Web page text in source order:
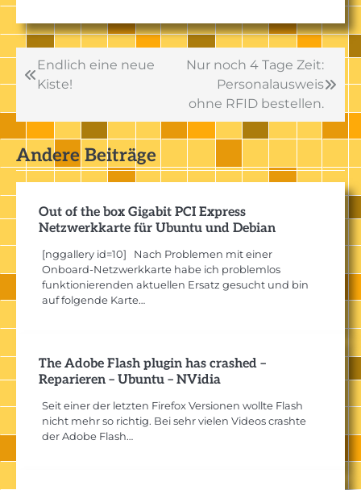
Beitragsnavigation
Endlich eine neue
Kiste!
Nur noch 4 Tage Zeit:
Personalausweis
ohne RFID bestellen.
Andere Beiträge
Out of the box Gigabit PCI Express
Netzwerkkarte für Ubuntu und Debian
[nggallery id=10] Nach Problemen mit einer
Onboard-Netzwerkkarte habe ich problemlos
funktionierenden aktuellen Ersatz gesucht und bin
auf folgende Karte…
The Adobe Flash plugin has crashed –
Reparieren – Ubuntu – NVidia
Seit einer der letzten Firefox Versionen wollte Flash
nicht mehr so richtig. Bei sehr vielen Videos crashte
der Adobe Flash…